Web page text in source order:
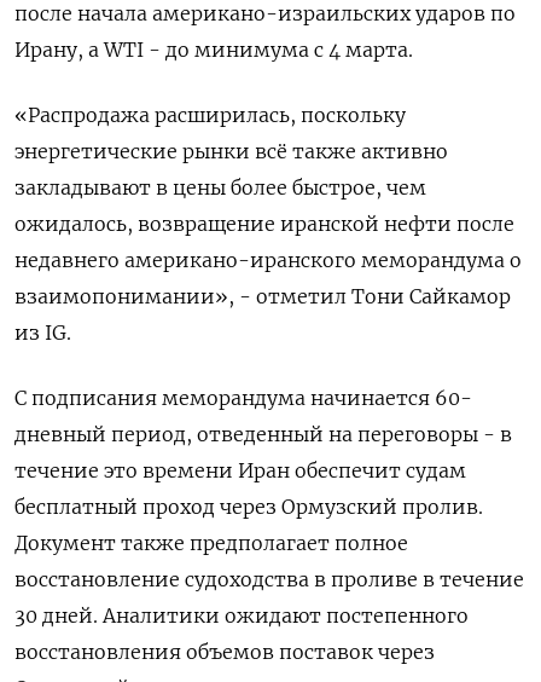
после начала американо-израильских ударов ​по
Ирану, а WTI - до минимума с 4 марта.
«Распродажа расширилась, ‌поскольку
энергетические рынки всё также активно
закладывают в цены более быстрое, чем ​
ожидалось, возвращение иранской нефти после
недавнего американо-иранского меморандума о
взаимопонимании», - отметил Тони Сайкамор
‌из IG.
С подписания меморандума начинается 60-
дневный период, отведенный на переговоры - в
течение это времени Иран обеспечит судам
бесплатный проход через Ормузский ​пролив.
Документ также предполагает полное ​
восстановление судоходства в ‌проливе в течение
30 дней. Аналитики ожидают постепенного
восстановления объемов поставок через